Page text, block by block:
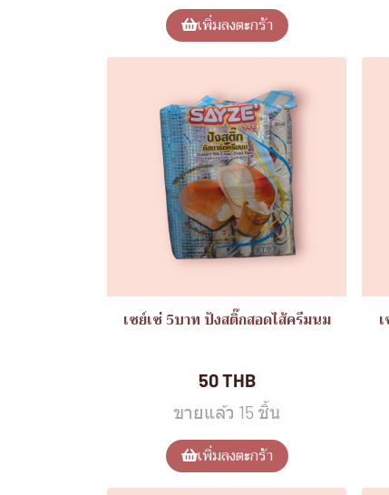
เพิ่มลงตะกร้า
เซย์เซ่ 5บาท ปังสติ๊กสอดไส้ครีมนม
50 THB
ขายแล้ว 15 ชิ้น
เพิ่มลงตะกร้า